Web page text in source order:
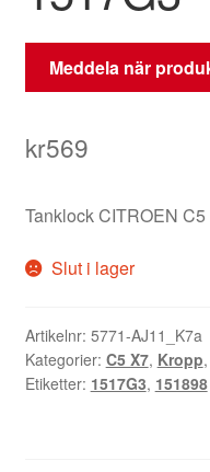
Meddela när
kr569
Tanklock CITROEN
Slut i lager
Artikelnr: 5771-AJ11_K7a
Kategorier: C5 X7, Kropp,
Etiketter: 1517G3, 151898